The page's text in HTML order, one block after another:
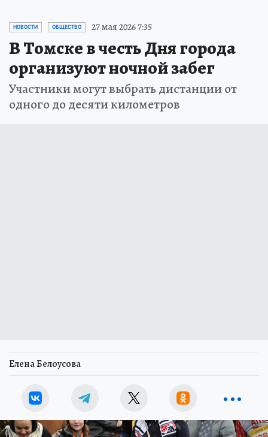
НОВОСТИ ОБЩЕСТВО 27 мая 2026 7:35
В Томске в честь Дня города
организуют ночной забег
Участники могут выбрать дистанции от
одного до десяти километров
Елена Белоусова